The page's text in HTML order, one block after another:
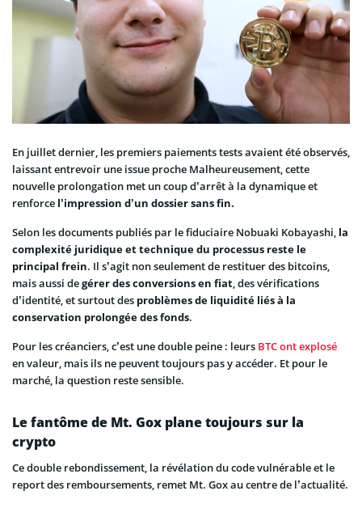
En juillet dernier, les premiers paiements tests avaient été observés,
laissant entrevoir une issue proche Malheureusement, cette
nouvelle prolongation met un coup d’arrêt à la dynamique et
renforce l’impression d’un dossier sans fin.
Selon les documents publiés par le fiduciaire Nobuaki Kobayashi, la
complexité juridique et technique du processus reste le
principal frein. Il s’agit non seulement de restituer des bitcoins,
mais aussi degérer des conversions en fiat, des vérifications
d’identité, et surtout des problèmes de liquidité liés à la
conservation prolongée des fonds.
Pour les créanciers, c’est une double peine : leurs BTC ont explosé
en valeur, mais ils ne peuvent toujours pas y accéder. Et pour le
marché, la question reste sensible.
Le fantôme de Mt. Gox plane toujours sur la
crypto
Ce double rebondissement, la révélation du code vulnérable et le
report des remboursements, remet Mt. Gox au centre de l’actualité.